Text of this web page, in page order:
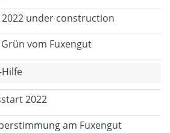
2022 under construction
vom Fuxengut
Hilfe
2022
am Fuxengut